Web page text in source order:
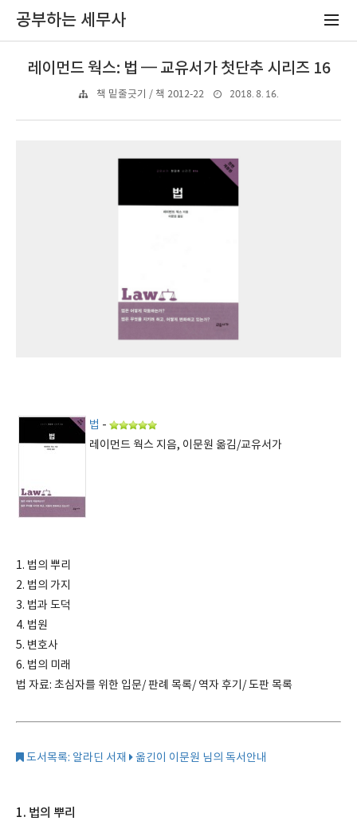
공부하는 세무사
레이먼드 웍스: 법 ━ 교유서가 첫단추 시리즈 16
책 밑줄긋기 / 책 2012-22 2018. 8. 16.
법 -
레이먼드 웍스 지음, 이문원 옮김/교유서가
1. 법의 뿌리
2. 법의 가지
3. 법과 도덕
4. 법원
5. 변호사
6. 법의 미래
법 자료: 초심자를 위한 입문/ 판례 목록/ 역자 후기/ 도판 목록
도서목록: 알라딘 서재 옮긴이 이문원 님의 독서안내
1. 법의 뿌리